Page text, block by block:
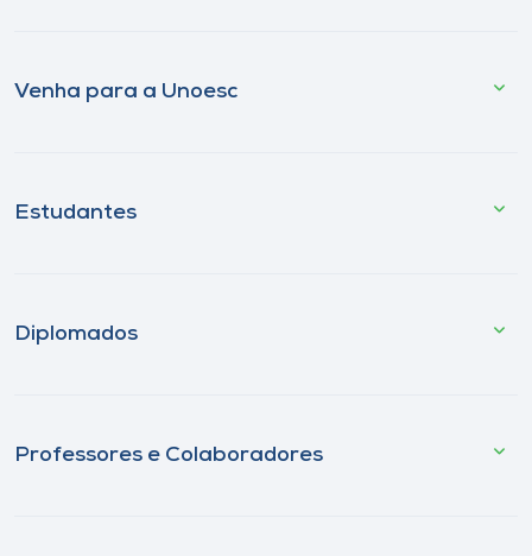
Venha para a Unoesc
Estudantes
Diplomados
Professores e Colaboradores